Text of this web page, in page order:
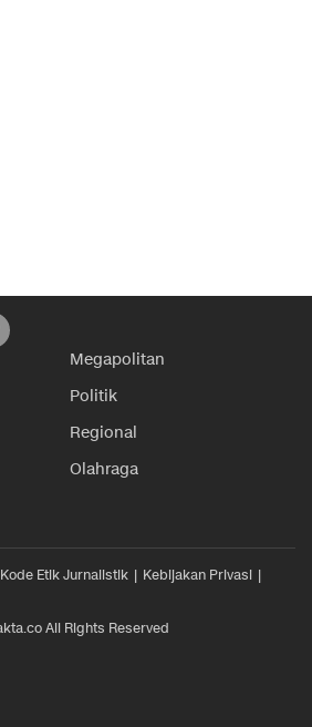
Megapolitan
Politik
Regional
Olahraga
Kode Etik Jurnalistik
Kebijakan Privasi
All Rights Reserved